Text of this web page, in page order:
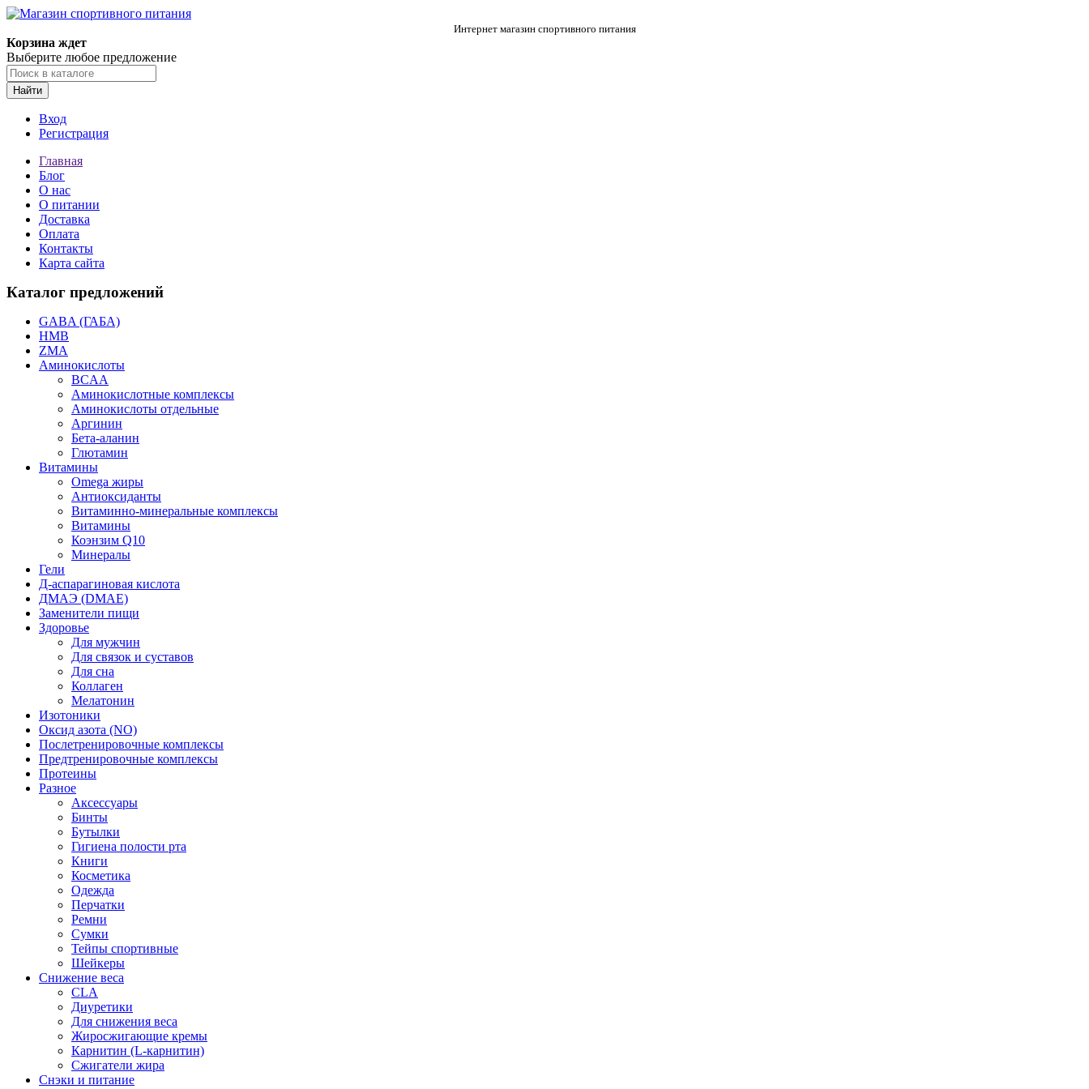
Интернет магазин спортивного питания
Корзина ждет
Выберите любое предложение
Найти
Вход
Регистрация
Главная
Блог
О нас
О питании
Доставка
Оплата
Контакты
Карта сайта
Каталог предложений
GABA (ГАБА)
HMB
ZMA
Аминокислоты
BCAA
Аминокислотные комплексы
Аминокислоты отдельные
Аргинин
Бета-аланин
Глютамин
Витамины
Omega жиры
Антиоксиданты
Витаминно-минеральные комплексы
Витамины
Коэнзим Q10
Минералы
Гели
Д-аспарагиновая кислота
ДМАЭ (DMAE)
Заменители пищи
Здоровье
Для мужчин
Для связок и суставов
Для сна
Коллаген
Мелатонин
Изотоники
Оксид азота (NO)
Послетренировочные комплексы
Предтренировочные комплексы
Протеины
Разное
Аксессуары
Бинты
Бутылки
Гигиена полости рта
Книги
Косметика
Одежда
Перчатки
Ремни
Сумки
Тейпы спортивные
Шейкеры
Снижение веса
CLA
Диуретики
Для снижения веса
Жиросжигающие кремы
Карнитин (L-карнитин)
Сжигатели жира
Снэки и питание